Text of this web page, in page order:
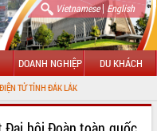
Vietnamese| English
DOANH NGHIỆP DU KHÁCH